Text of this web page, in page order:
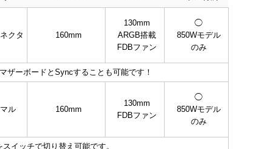
クタ 160mm
130mm
ARGB搭載
FDBファン
◯
850Wモデル
のみ
ザーボードとSyncすることも可能です！
ル 160mm
130mm
FDBファン
◯
850Wモデル
のみ
イッチで切り替え可能です。